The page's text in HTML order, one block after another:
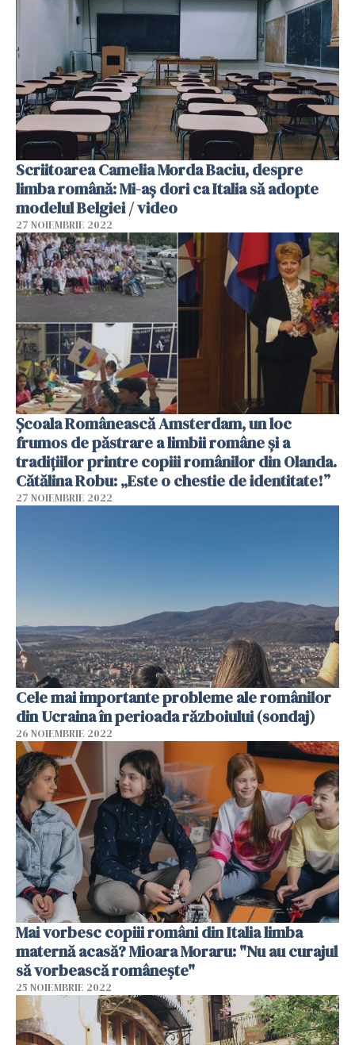
Scriitoarea Camelia Morda Baciu, despre
limba română: Mi-aș dori ca Italia să adopte
modelul Belgiei / video
27 NOIEMBRIE 2022
Școala Românească Amsterdam, un loc
frumos de păstrare a limbii române și a
tradițiilor printre copiii românilor din Olanda.
Cătălina Robu: „Este o chestie de identitate!”
27 NOIEMBRIE 2022
Cele mai importante probleme ale românilor
din Ucraina în perioada războiului (sondaj)
26 NOIEMBRIE 2022
Mai vorbesc copiii români din Italia limba
maternă acasă? Mioara Moraru: "Nu au curajul
să vorbească românește"
25 NOIEMBRIE 2022